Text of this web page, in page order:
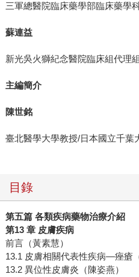
三軍總醫院臨床藥學部臨床藥學
蘇連益
新光吳火獅紀念醫院臨床組代理
主編簡介
陳世銘
臺北醫學大學教授/日本國立千葉
目錄
第五篇 各類疾病藥物治療介紹
第13 章 皮膚疾病
前言（黃素慧）
13.1 皮膚相關代表性疾病—痤瘡
13.2 異位性皮膚炎（陳姿燕）